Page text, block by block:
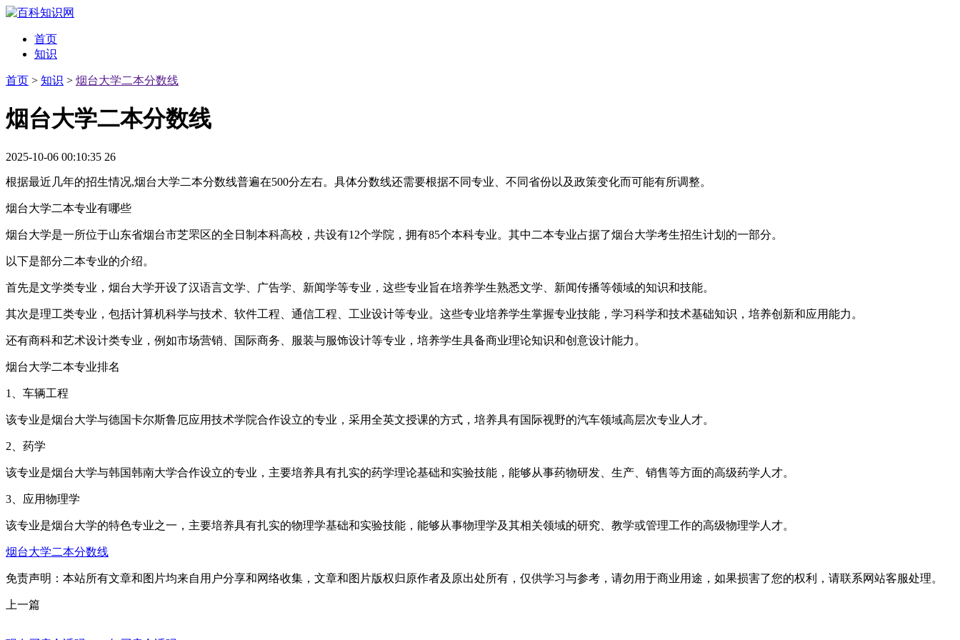
首页
知识
首页 > 知识 > 烟台大学二本分数线
烟台大学二本分数线
2025-10-06 00:10:35 26
根据最近几年的招生情况,烟台大学二本分数线普遍在500分左右。具体分数线还需要根据不同专业、不同省份以及政策变化而可能有所调整。
烟台大学二本专业有哪些
烟台大学是一所位于山东省烟台市芝罘区的全日制本科高校，共设有12个学院，拥有85个本科专业。其中二本专业占据了烟台大学考生招生计划的一部分。
以下是部分二本专业的介绍。
首先是文学类专业，烟台大学开设了汉语言文学、广告学、新闻学等专业，这些专业旨在培养学生熟悉文学、新闻传播等领域的知识和技能。
其次是理工类专业，包括计算机科学与技术、软件工程、通信工程、工业设计等专业。这些专业培养学生掌握专业技能，学习科学和技术基础知识，培养创新和应用能力。
还有商科和艺术设计类专业，例如市场营销、国际商务、服装与服饰设计等专业，培养学生具备商业理论知识和创意设计能力。
烟台大学二本专业排名
1、车辆工程
该专业是烟台大学与德国卡尔斯鲁厄应用技术学院合作设立的专业，采用全英文授课的方式，培养具有国际视野的汽车领域高层次专业人才。
2、药学
该专业是烟台大学与韩国韩南大学合作设立的专业，主要培养具有扎实的药学理论基础和实验技能，能够从事药物研发、生产、销售等方面的高级药学人才。
3、应用物理学
该专业是烟台大学的特色专业之一，主要培养具有扎实的物理学基础和实验技能，能够从事物理学及其相关领域的研究、教学或管理工作的高级物理学人才。
烟台大学二本分数线
免责声明：本站所有文章和图片均来自用户分享和网络收集，文章和图片版权归原作者及原出处所有，仅供学习与参考，请勿用于商业用途，如果损害了您的权利，请联系网站客服处理。
上一篇